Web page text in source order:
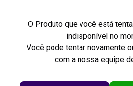
O Produto que você está
indisponível no
Você pode tentar novamente
com a nossa equipe